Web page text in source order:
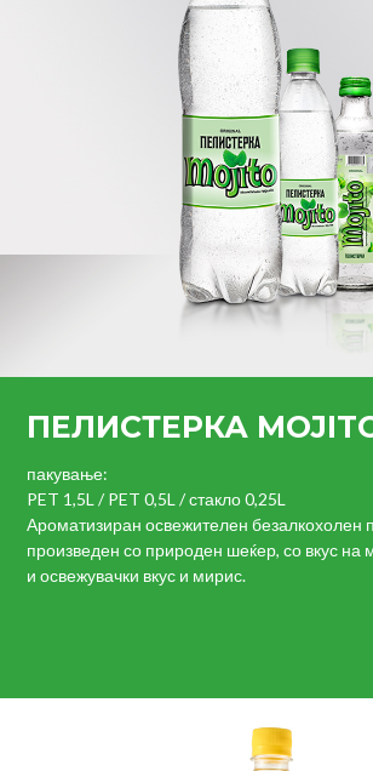
ПЕЛИСТЕРКА
пакување:
PET 1,5L / PET 0,5L / стакло 0,25L
Ароматизиран освежителен безалкохолен
произведен со природен шеќер, со вкус на
и освежувачки вкус и мирис.